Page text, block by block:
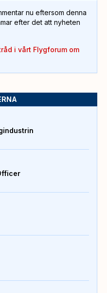
nu eftersom denna
efter det att nyheten
i vårt Flygforum om